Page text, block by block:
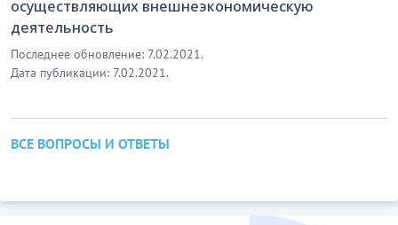
осуществляющих внешнеэкономическую
деятельность
Последнее обновление: 7.02.2021.
Дата публикации: 7.02.2021.
ВСЕ ВОПРОСЫ И ОТВЕТЫ